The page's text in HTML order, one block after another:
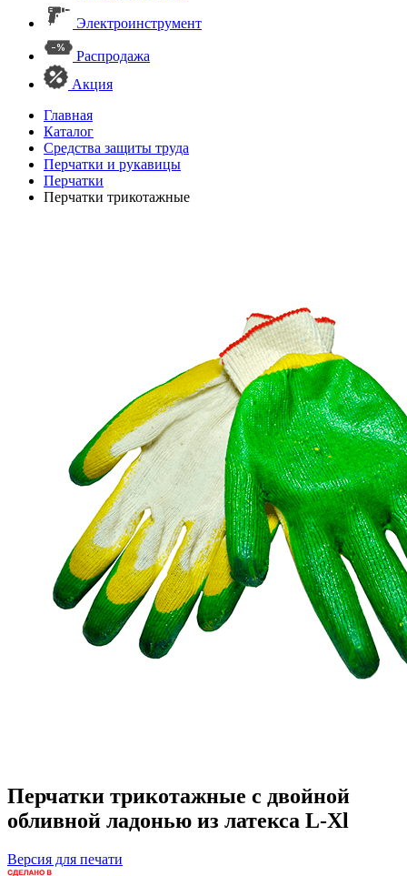
Электроинструмент
Распродажа
Акция
Главная
Каталог
Средства защиты труда
Перчатки и рукавицы
Перчатки
Перчатки трикотажные
Перчатки трикотажные с двойной
обливной ладонью из латекса L-Xl
Версия для печати